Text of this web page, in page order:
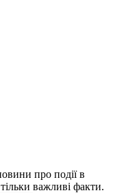
про події в
важливі факти.